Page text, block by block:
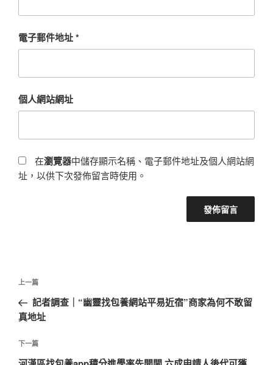
電子郵件地址*
個人網站網址
在瀏覽器中儲存顯示名稱、電子郵件地址及個人網站網
址，以供下次發佈留言時使用。
文
導
覽
上
一
篇
章
上一篇
記者調查｜“幽靈找包養網站平易近宿”商家為何不敢留
真地址
下
一
下一篇